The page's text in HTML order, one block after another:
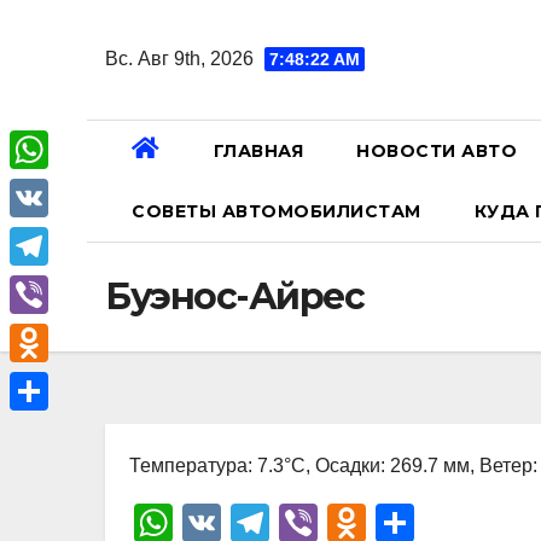
Вс. Авг 9th, 2026 7:48:23 AM
ГЛАВНАЯ НОВОСТИ АВТО
СОВЕТЫ АВТОМОБИЛИСТАМ КУДА
Буэнос-Айрес
Температура: 7.3°C, Осадки: 269.7 мм,
W
V
T
Vi
O
W
h
a
A
V
K
T
e
l
e
V
i
b
O